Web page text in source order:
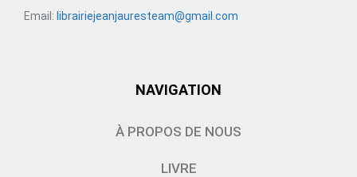
Email: librairiejeanjauresteam@gmail.com
NAVIGATION
À PROPOS DE NOUS
LIVRE